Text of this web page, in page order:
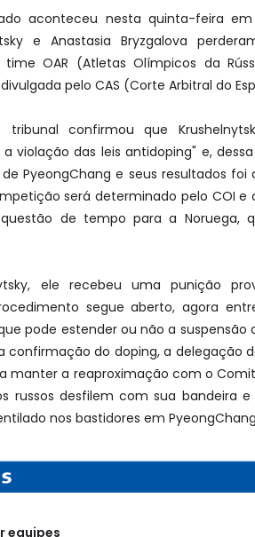
aconteceu nesta quinta-feira em
e Anastasia Bryzgalova
OAR (Atletas Olímpicos da
pelo CAS (Corte Arbitral do
confirmou que
violação das leis antidoping" e,
PyeongChang e seus resultados foi
será determinado pelo COI e
de tempo para a Noruega,
ele recebeu uma punição
segue aberto, agora
pode estender ou não a suspensão
confirmação do doping, a delegação
manter a reaproximação com o
russos desfilem com sua bandeira e
nos bastidores em
equipes